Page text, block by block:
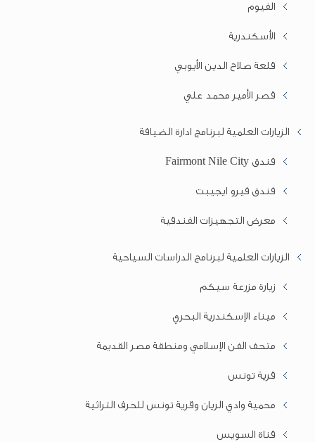
الفيوم
الأسكندرية
قلعة صلاح الدين الأيوبي
قصر الأمير محمد علي
الزيارات العلمية لبرنامج ادارة الضيافة
فندق Fairmont Nile City
فندق فيرو ايجيبت
معرض التجهيزات الفندقية
الزيارات العلمية لبرنامج الدراسات السياحية
زيارة مزرعة سيكم
ميناء الإسكندرية البحري
متحف الفن الإسلامي ومنطقة مصر القديمة
قرية تونس
محمية وادي الريان وقرية تونس للحرف التراثية
قناة السويس